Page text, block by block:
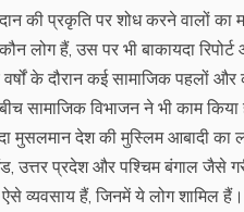
की प्रकृति पर शोध करने वालों
लोग हैं, उस पर भी बाकायदा
के दौरान कई सामाजिक पहलों
सामाजिक विभाजन ने भी काम किया
मुसलमान देश की मुस्लिम आबादी
उत्तर प्रदेश और पश्चिम बंगाल जैसे
व्यवसाय हैं, जिनमें ये लोग शामिल